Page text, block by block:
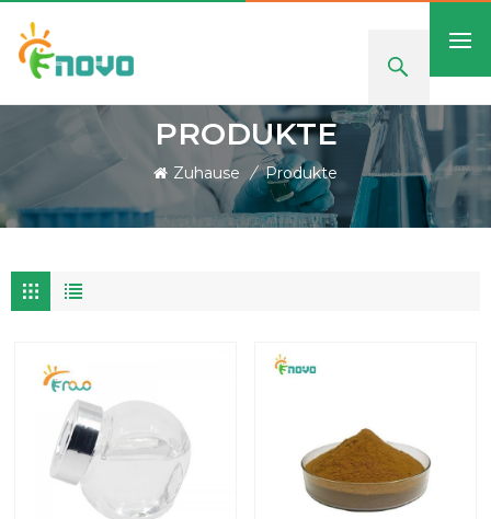
PRODUKTE
Zuhause / Produkte